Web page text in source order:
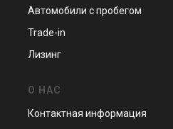
Автомобили с пробегом
Trade-in
Лизинг
О НАС
Контактная информация